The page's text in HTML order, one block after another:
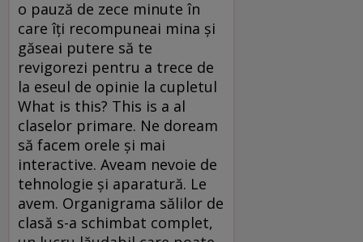
o pauză de zece minute în
care îți recompuneai mina și
găseai putere să te
revigorezi pentru a trece de
la eseul de opinie la cupletul
What is this? This is a al
claselor primare. Ne doream
să facem orele și mai
interactive. Aveam nevoie de
tehnologie și aparatură. Le
avem. Organigrama sălilor de
clasă s-a schimbat complet,